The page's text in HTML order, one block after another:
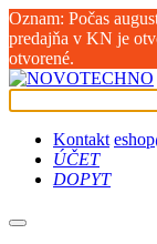
Oznam: Počas
predajňa v KN je
otvorené.
Kontakt
ÚČET
DOPYT